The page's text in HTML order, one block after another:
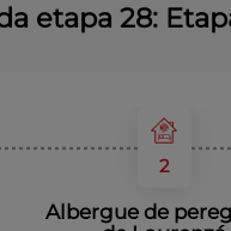
etapa 28:
2
Albergue de